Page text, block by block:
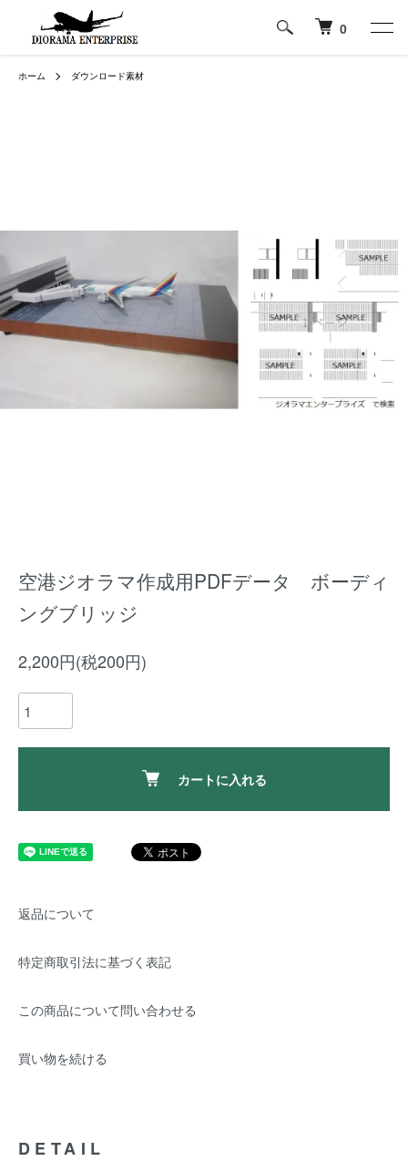
0
ホーム ダウンロード素材
空港ジオラマ作成用PDFデータ ボーディ
ングブリッジ
2,200円(税200円)
カートに入れる
返品について
特定商取引法に基づく表記
この商品について問い合わせる
買い物を続ける
DETAIL